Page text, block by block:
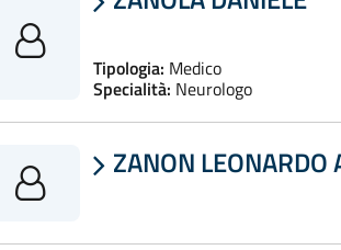
Tipologia: Medico
Specialità: Neurologo
 ZANON LEONARDO